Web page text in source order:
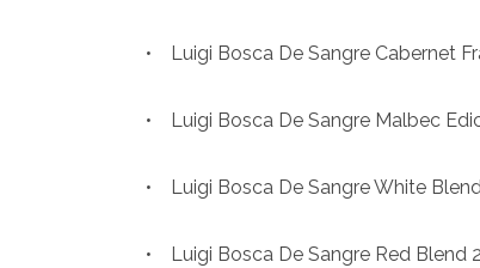
• Luigi Bosca De Sangre Cabernet
• Luigi Bosca De Sangre Malbec
• Luigi Bosca De Sangre White
• Luigi Bosca De Sangre Red Blend